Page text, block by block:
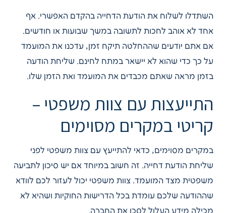
השתדלו לשלוח את הודעת הדחייה בהקדם האפשרי. אף
אחד לא אוהב לחכות לתשובה במשך שבועות או חודשים.
אם אתם יודעים שההחלטה תיקח זמן, עדכנו את המועמד
על כך כדי שהוא לא יישאר במתח לחינם. שליחת הודעה
בזמן מראה שאתם מכבדים את המועמד ואת הזמן שלו.
התייעצות עם צוות משפטי –
קריטי במקרים מסוימים
במקרים מסוימים, כדאי להתייעץ עם צוות משפטי לפני
שליחת הודעת דחייה. זה חשוב במיוחד אם יש סיכון לתביעה
משפטית מצד המועמד. צוות משפטי יכול לעזור לכם לוודא
שההודעה שלכם עומדת בכל הדרישות החוקיות ושהיא לא
מכילה מידע העלול לסכן את החברה.